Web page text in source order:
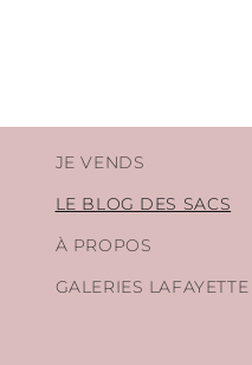
JE VENDS
LE BLOG DES SACS
À PROPOS
GALERIES LAFAYETTE